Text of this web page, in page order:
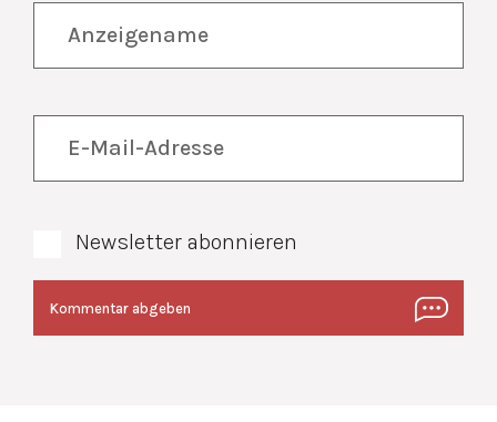
Newsletter abonnieren